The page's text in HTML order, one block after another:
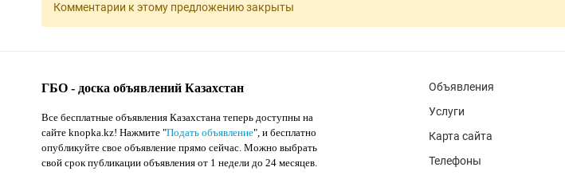
Комментарии к этому предложению закрыты
ГБО - доска объявлений Казахстан
Все бесплатные объявления Казахстана теперь доступны на
сайте knopka.kz! Нажмите "Подать объявление", и бесплатно
опубликуйте свое объявление прямо сейчас. Можно выбрать
свой срок публикации объявления от 1 недели до 24 месяцев.
Объявления
Услуги
Карта сайта
Телефоны